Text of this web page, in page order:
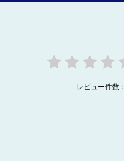
レビュー件数：